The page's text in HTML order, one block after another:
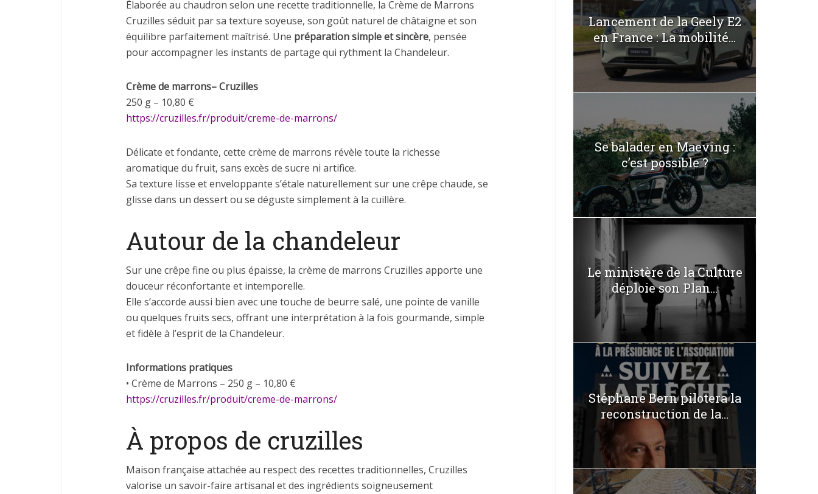
Élaborée au chaudron selon une recette traditionnelle, la Crème de Marrons
Cruzilles séduit par sa texture soyeuse, son goût naturel de châtaigne et son
équilibre parfaitement maîtrisé. Une préparation simple et sincère, pensée
pour accompagner les instants de partage qui rythment la Chandeleur.
Crème de marrons– Cruzilles
250 g – 10,80 €
https://cruzilles.fr/produit/creme-de-marrons/
Délicate et fondante, cette crème de marrons révèle toute la richesse
aromatique du fruit, sans excès de sucre ni artifice.
Sa texture lisse et enveloppante s’étale naturellement sur une crêpe chaude, se
glisse dans un dessert ou se déguste simplement à la cuillère.
Autour de la chandeleur
Sur une crêpe fine ou plus épaisse, la crème de marrons Cruzilles apporte une
douceur réconfortante et intemporelle.
Elle s’accorde aussi bien avec une touche de beurre salé, une pointe de vanille
ou quelques fruits secs, offrant une interprétation à la fois gourmande, simple
et fidèle à l’esprit de la Chandeleur.
Informations pratiques
• Crème de Marrons – 250 g – 10,80 €
https://cruzilles.fr/produit/creme-de-marrons/
À propos de cruzilles
Maison française attachée au respect des recettes traditionnelles, Cruzilles
valorise un savoir-faire artisanal et des ingrédients soigneusement
Lancement de la Geely E2
en France : La mobilité...
Se balader en Maeving :
c’est possible ?
Le ministère de la Culture
déploie son Plan...
Stéphane Bern pilotera la
reconstruction de la...